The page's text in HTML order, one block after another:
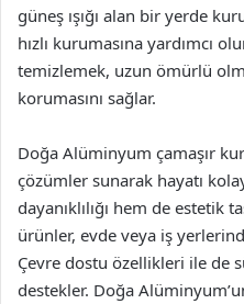
güneş ışığı alan bir yerde
hızlı kurumasına yardımcı
temizlemek, uzun ömürlü
korumasını sağlar.
Doğa Alüminyum çamaşır
çözümler sunarak hayatı
dayanıklılığı hem de estetik
ürünler, evde veya iş
Çevre dostu özellikleri ile de
destekler. Doğa